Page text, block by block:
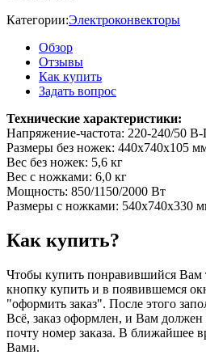
Категории:Электроконвекторы
Обзор
Отзывы
Как купить
Задать вопрос
Технические характеристики:
Напряжение-частота: 220-240/50 В-
Размеры без ножек: 440x740x105
Вес без ножек: 5,6 кг
Вес с ножками: 6,0 кг
Мощность: 850/1150/2000 Вт
Размеры с ножками: 540x740x330
Как купить?
Чтобы купить понравившийся Вам
кнопку купить и в появившемся
"оформить заказ". После этого
Всё, заказ оформлен, и Вам
почту номер заказа. В ближайшее
Вами.